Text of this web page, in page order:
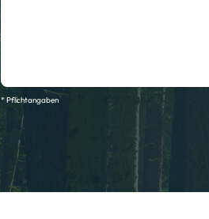
* Pflichtangaben